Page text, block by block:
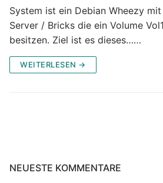
System ist ein Debian Wheezy
Server / Bricks die ein Volume
besitzen. Ziel ist es dieses……
WEITERLESEN →
NEUESTE KOMMENTARE